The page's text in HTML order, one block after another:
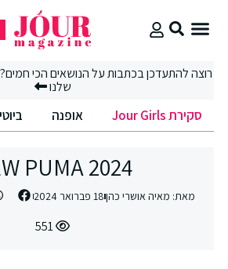
רוצה להתעדכן בכתבות על הנושאים הכי חמים?
שלנו
סקירת Jour Girls אופנה ביוטי
PUMA 2024
מאת:מאיה אושרי כהן18 פברואר 2024
551